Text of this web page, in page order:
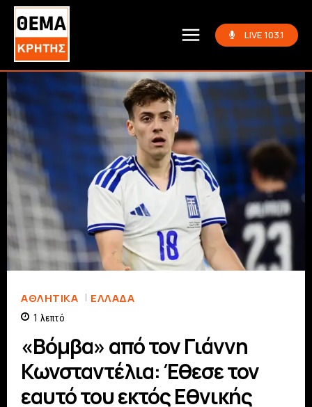
LIVE 103.1
ΑΘΛΗΤΙΚΆ ΕΛΛΆΔΑ
1 λεπτό
«Βόμβα» από τον Γιάννη
Κωνσταντέλια: Έθεσε τον
εαυτό του εκτός Εθνικής